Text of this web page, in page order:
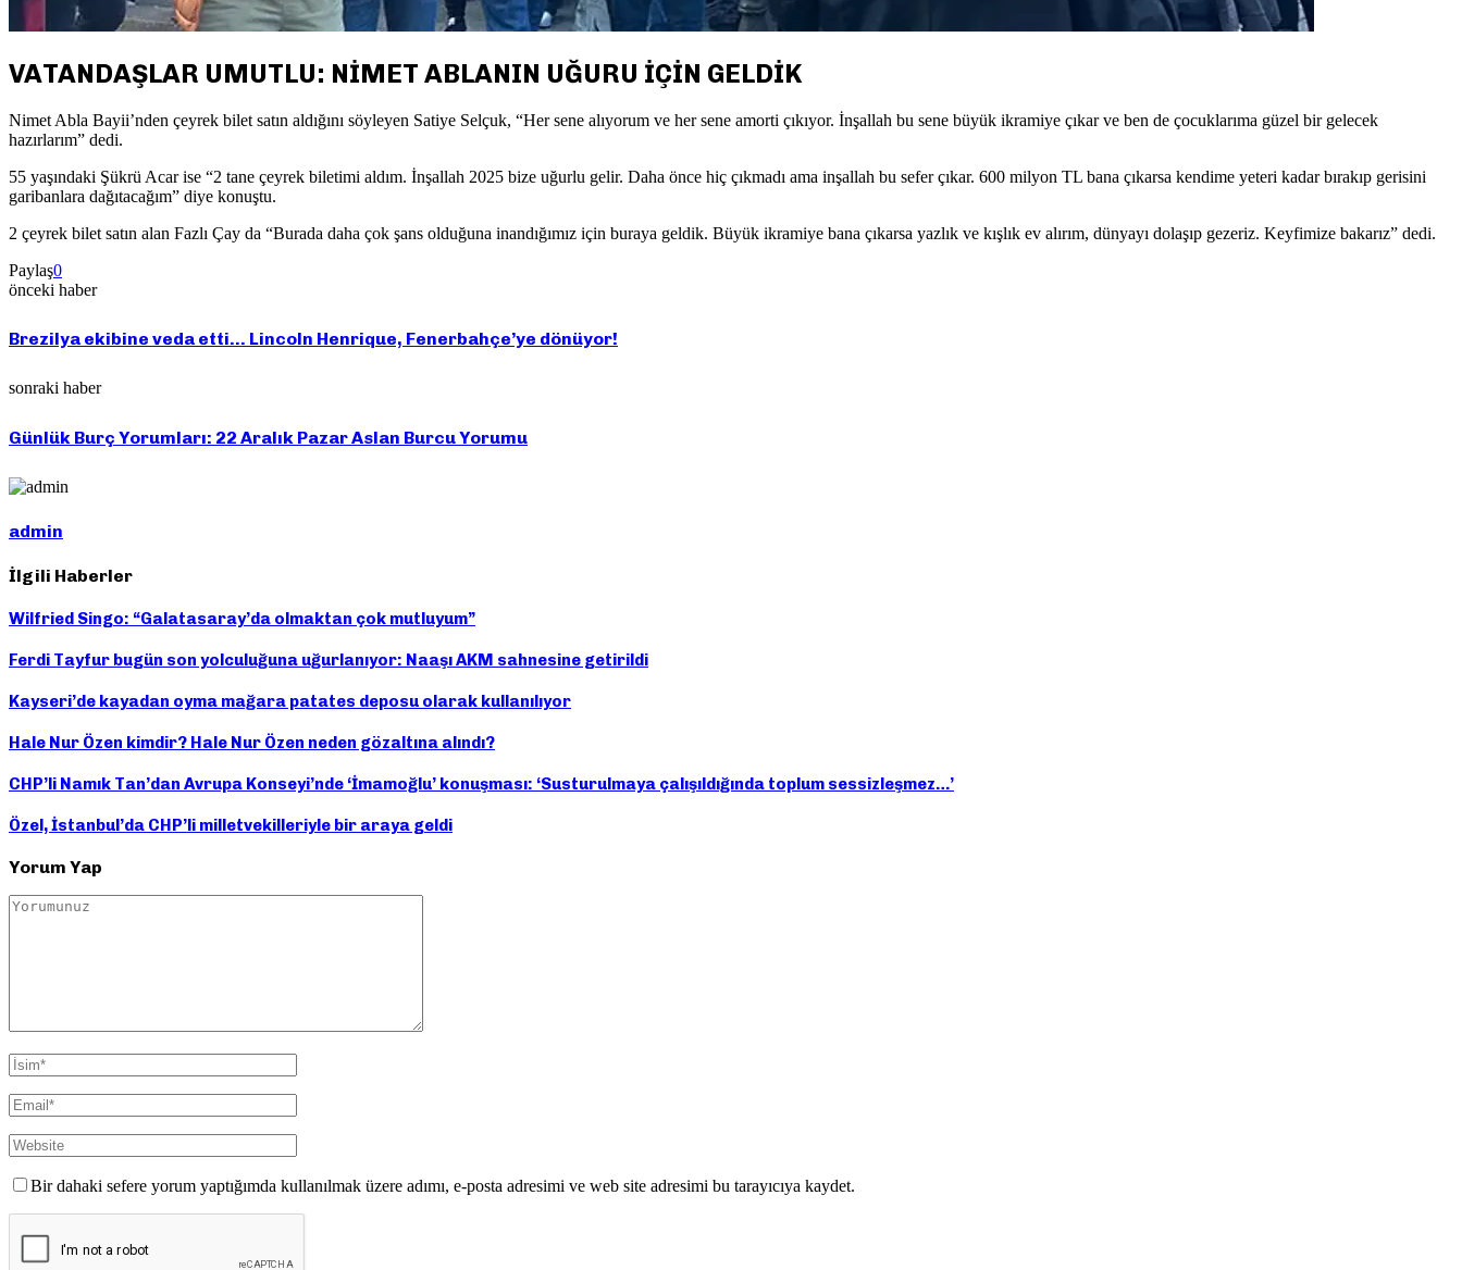
VATANDAŞLAR UMUTLU: NİMET ABLANIN UĞURU İÇİN GELDİK
Nimet Abla Bayii’nden çeyrek bilet satın aldığını söyleyen Satiye Selçuk, “Her sene alıyorum ve her sene amorti çıkıyor. İnşallah bu sene büyük ikramiye çıkar ve ben de çocuklarıma güzel bir gelecek
hazırlarım” dedi.
55 yaşındaki Şükrü Acar ise “2 tane çeyrek biletimi aldım. İnşallah 2025 bize uğurlu gelir. Daha önce hiç çıkmadı ama inşallah bu sefer çıkar. 600 milyon TL bana çıkarsa kendime yeteri kadar bırakıp gerisini
garibanlara dağıtacağım” diye konuştu.
2 çeyrek bilet satın alan Fazlı Çay da “Burada daha çok şans olduğuna inandığımız için buraya geldik. Büyük ikramiye bana çıkarsa yazlık ve kışlık ev alırım, dünyayı dolaşıp gezeriz. Keyfimize bakarız” dedi.
Paylaş0
önceki haber
Brezilya ekibine veda etti… Lincoln Henrique, Fenerbahçe’ye dönüyor!
sonraki haber
Günlük Burç Yorumları: 22 Aralık Pazar Aslan Burcu Yorumu
admin
İlgili Haberler
Wilfried Singo: “Galatasaray’da olmaktan çok mutluyum”
Ferdi Tayfur bugün son yolculuğuna uğurlanıyor: Naaşı AKM sahnesine getirildi
Kayseri’de kayadan oyma mağara patates deposu olarak kullanılıyor
Hale Nur Özen kimdir? Hale Nur Özen neden gözaltına alındı?
CHP’li Namık Tan’dan Avrupa Konseyi’nde ‘İmamoğlu’ konuşması: ‘Susturulmaya çalışıldığında toplum sessizleşmez…’
Özel, İstanbul’da CHP’li milletvekilleriyle bir araya geldi
Yorum Yap
Bir dahaki sefere yorum yaptığımda kullanılmak üzere adımı, e-posta adresimi ve web site adresimi bu tarayıcıya kaydet.